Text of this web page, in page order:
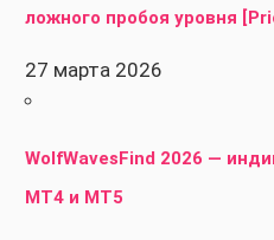
ложного пробоя уровня
27 марта 2026
WolfWavesFind 2026 —
MT4 и MT5